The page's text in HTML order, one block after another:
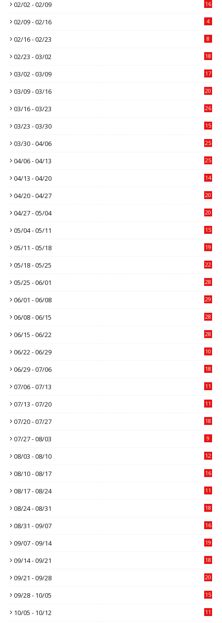
02/02 - 02/09 16
02/09 - 02/16 4
02/16 - 02/23 8
02/23 - 03/02 18
03/02 - 03/09 17
03/09 - 03/16 20
03/16 - 03/23 26
03/23 - 03/30 15
03/30 - 04/06 25
04/06 - 04/13 25
04/13 - 04/20 14
04/20 - 04/27 20
04/27 - 05/04 20
05/04 - 05/11 15
05/11 - 05/18 19
05/18 - 05/25 22
05/25 - 06/01 28
06/01 - 06/08 29
06/08 - 06/15 28
06/15 - 06/22 28
06/22 - 06/29 10
06/29 - 07/06 18
07/06 - 07/13 11
07/13 - 07/20 11
07/20 - 07/27 18
07/27 - 08/03 9
08/03 - 08/10 12
08/10 - 08/17 16
08/17 - 08/24 11
08/24 - 08/31 18
08/31 - 09/07 16
09/07 - 09/14 19
09/14 - 09/21 18
09/21 - 09/28 20
09/28 - 10/05 15
10/05 - 10/12 11